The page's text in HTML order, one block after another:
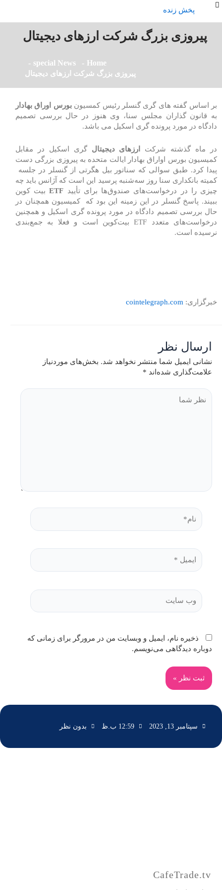
پخش زنده
پیروزی بزرگ شرکت ارزهای دیجیتال
Home
special News
پیروزی بزرگ شرکت ارزهای دیجیتال
بر اساس گفته های گری گنسلر رئیس کمسیونبورس اوراق بهادار
به قانون گذاران مجلس سنا، وی هنوز در حال بررسی تصمیم
دادگاه در مورد پرونده گری اسکیل می ‌باشد.
در ماه گذشته شرکت ارزهای دیجیتال گری‌ اسکیل در مقابل
کمیسیون بورس اواراق بهادار ایالت متحده به پیروزی بزرگی دست
پیدا کرد. طبق سوالی که سناتور بیل هگرتی از گنسلر در جلسه
کمیته بانکداری سنا روز سه‌شنبه پرسید این است که آژانس باید چه
چیزی را در درخواست‌های صندوق‌ها برای تأیید ETFبیت کوین
ببیند. پاسخ گنسلر در این زمینه این بود که کمیسیون همچنان در
حال بررسی تصمیم دادگاه در مورد پرونده گری اسکیل و همچنین
درخواست‌های متعدد ETF بیت‌کوین است و فعلا به جمع‌بندی
نرسیده است.
خبرگزاری: cointelegraph.com
ارسال نظر
نشانی ایمیل شما منتشر نخواهد شد. بخش‌های موردنیاز
علامت‌گذاری شده‌اند *
ذخیره نام، ایمیل و وبسایت من در مرورگر برای زمانی که
دوباره دیدگاهی می‌نویسم.
سپتامبر 13, 2023 12:59 ب.ظ بدون نظر
CafeTrade.tv